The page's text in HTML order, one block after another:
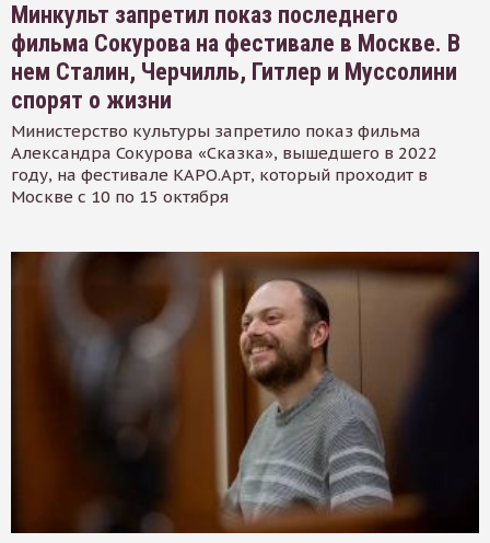
Минкульт запретил показ последнего
фильма Сокурова на фестивале в Москве. В
нем Сталин, Черчилль, Гитлер и Муссолини
спорят о жизни
Министерство культуры запретило показ фильма
Александра Сокурова «Сказка», вышедшего в 2022
году, на фестивале КАРО.Арт, который проходит в
Москве с 10 по 15 октября